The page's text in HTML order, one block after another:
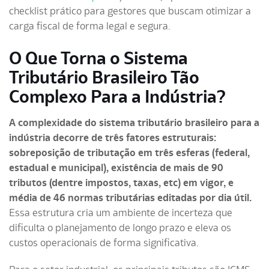
checklist prático para gestores que buscam otimizar a
carga fiscal de forma legal e segura.
O Que Torna o Sistema
Tributário Brasileiro Tão
Complexo Para a Indústria?
A complexidade do sistema tributário brasileiro para a
indústria decorre de três fatores estruturais:
sobreposição de tributação em três esferas (federal,
estadual e municipal), existência de mais de 90
tributos (dentre impostos, taxas, etc) em vigor, e
média de 46 normas tributárias editadas por dia útil.
Essa estrutura cria um ambiente de incerteza que
dificulta o planejamento de longo prazo e eleva os
custos operacionais de forma significativa.